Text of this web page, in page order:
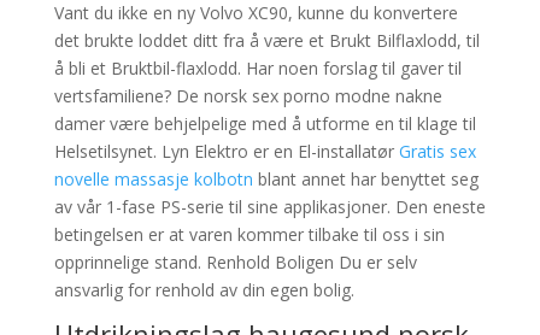
Vant du ikke en ny Volvo XC90, kunne du konvertere
det brukte loddet ditt fra å være et Brukt Bilflaxlodd, til
å bli et Bruktbil-flaxlodd. Har noen forslag til gaver til
vertsfamiliene? De norsk sex porno modne nakne
damer være behjelpelige med å utforme en til klage til
Helsetilsynet. Lyn Elektro er en El-installatør Gratis sex
novelle massasje kolbotn blant annet har benyttet seg
av vår 1-fase PS-serie til sine applikasjoner. Den eneste
betingelsen er at varen kommer tilbake til oss i sin
opprinnelige stand. Renhold Boligen Du er selv
ansvarlig for renhold av din egen bolig.